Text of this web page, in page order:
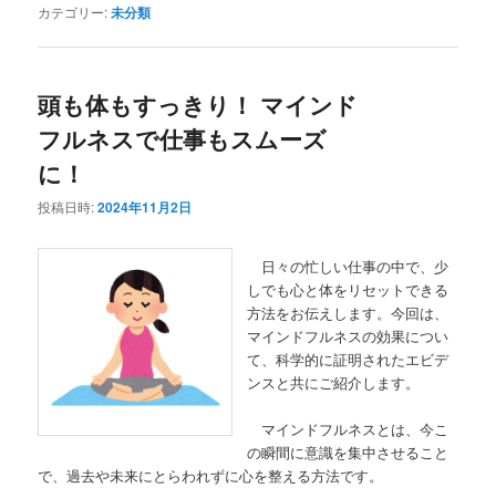
カテゴリー:未分類
頭も体もすっきり！ マインド
フルネスで仕事もスムーズ
に！
投稿日時:2024年11月2日
日々の忙しい仕事の中で、少
しでも心と体をリセットできる
方法をお伝えします。今回は、
マインドフルネスの効果につい
て、科学的に証明されたエビデ
ンスと共にご紹介します。
マインドフルネスとは、今こ
の瞬間に意識を集中させること
で、過去や未来にとらわれずに心を整える方法です。